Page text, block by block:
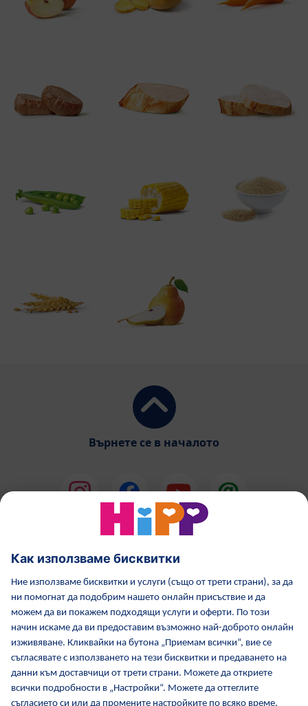
Върнете се в началото
Грижа за кожата от HiPP
HiPP по време бременност
Политика за поверителност
Общи условия
Отпечатване
Повече за HiPP Контакти